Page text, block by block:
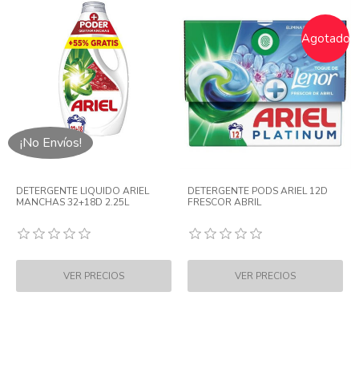
¡No Envíos!
DETERGENTE LIQUIDO ARIEL
MANCHAS 32+18D 2.25L
Agotado
DETERGENTE PODS ARIEL 12D
FRESCOR ABRIL